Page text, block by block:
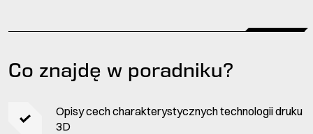
Co znajdę w poradniku?
Opisy cech charakterystycznych technologii druku
3D